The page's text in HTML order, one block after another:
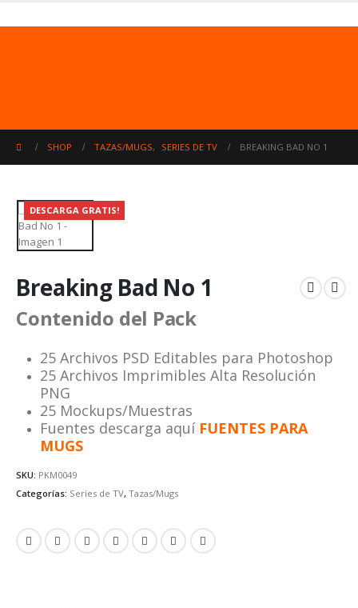
SHOP TAZAS/MUGS, SERIES DE TV BREAKING BAD NO 1
DESCARGA GRATIS!
Breaking Bad No 1
Contenido del Pack
25 Archivos PSD Editables para Photoshop
25 Archivos Imprimibles Alta Resolución
PNG
25 Mockups/Muestras
Fuentes descarga aquí FUENTES PARA
MUGS
SKU: PKM0049
Categorías: Series de TV, Tazas/Mugs